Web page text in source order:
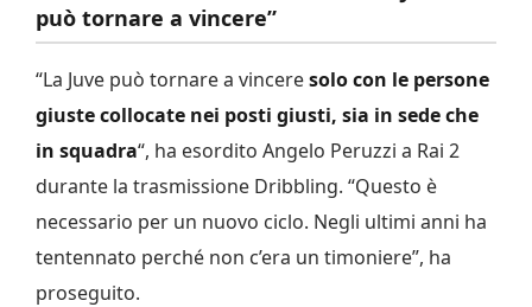
può tornare a vincere”
“La Juve può tornare a vinceresolo con le persone
giuste collocate nei posti giusti, sia in sede che
in squadra“, ha esordito Angelo Peruzzi a Rai 2
durante la trasmissione Dribbling. “Questo è
necessario per un nuovo ciclo. Negli ultimi anni ha
tentennato perché non c’era un timoniere”, ha
proseguito.